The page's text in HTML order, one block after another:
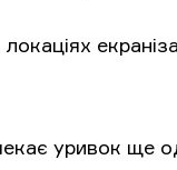
уривок ще